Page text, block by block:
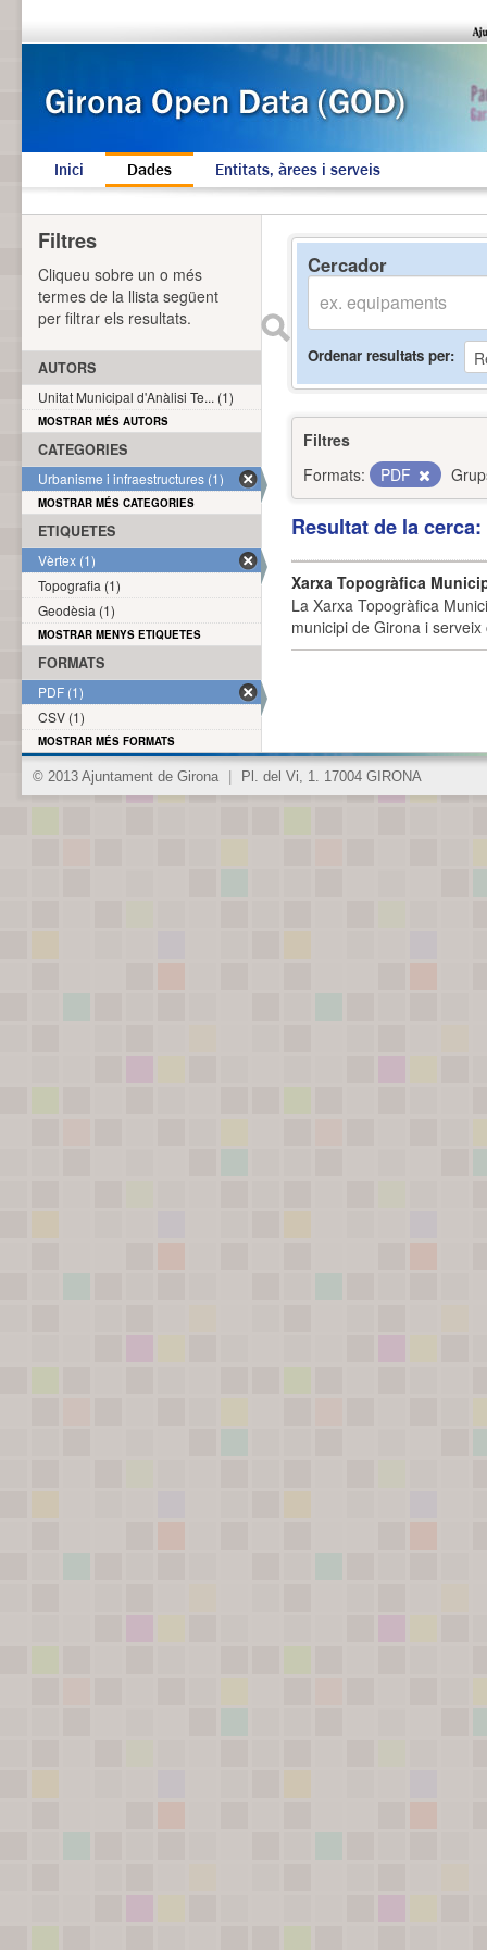
Inici Dades Entitats, àrees i serveis
Cercador
Ordenar resultats per
Filtres
Formats:
PDF
Resultat de la
Xarxa Topogràfica
La Xarxa Topogràfica
municipi de Girona i
Filtres
Cliqueu sobre un o més
termes de la llista següent
per filtrar els resultats.
AUTORS
Unitat Municipal d'Anàlisi Te... (1)
MOSTRAR MÉS AUTORS
CATEGORIES
Urbanisme i infraestructures (1)
MOSTRAR MÉS CATEGORIES
ETIQUETES
Vèrtex (1)
Topografia (1)
Geodèsia (1)
MOSTRAR MENYS ETIQUETES
FORMATS
PDF (1)
CSV (1)
MOSTRAR MÉS FORMATS
© 2013 Ajuntament de Girona Pl. del Vi, 1. 17004 GIRONA